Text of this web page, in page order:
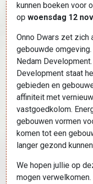
kunnen boeken voor
op woensdag 12
Onno Dwars zet zich
gebouwde
Nedam
Development staat
gebieden en
affiniteit met
vastgoedkolom.
gebouwen vormen
komen tot een
langer gezond
We hopen jullie op
mogen